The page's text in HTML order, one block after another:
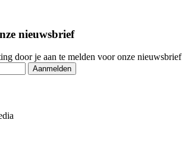
nieuwsbrief
door je aan te melden voor onze nieuwsbrief
Aanmelden